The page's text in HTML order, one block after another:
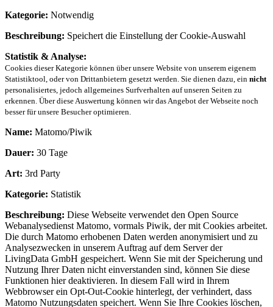
Kategorie: Notwendig
Beschreibung: Speichert die Einstellung der Cookie-Auswahl
Statistik & Analyse:
Cookies dieser Kategorie können über unsere Website von unserem eigenem
Statistiktool, oder von Drittanbietern gesetzt werden. Sie dienen dazu, ein nicht
personalisiertes, jedoch allgemeines Surfverhalten auf unseren Seiten zu
erkennen. Über diese Auswertung können wir das Angebot der Webseite noch
besser für unsere Besucher optimieren.
Name: Matomo/Piwik
Dauer: 30 Tage
Art: 3rd Party
Kategorie: Statistik
Beschreibung: Diese Webseite verwendet den Open Source
Webanalysedienst Matomo, vormals Piwik, der mit Cookies arbeitet.
Die durch Matomo erhobenen Daten werden anonymisiert und zu
Analysezwecken in unserem Auftrag auf dem Server der
LivingData GmbH gespeichert. Wenn Sie mit der Speicherung und
Nutzung Ihrer Daten nicht einverstanden sind, können Sie diese
Funktionen hier deaktivieren. In diesem Fall wird in Ihrem
Webbrowser ein Opt-Out-Cookie hinterlegt, der verhindert, dass
Matomo Nutzungsdaten speichert. Wenn Sie Ihre Cookies löschen,